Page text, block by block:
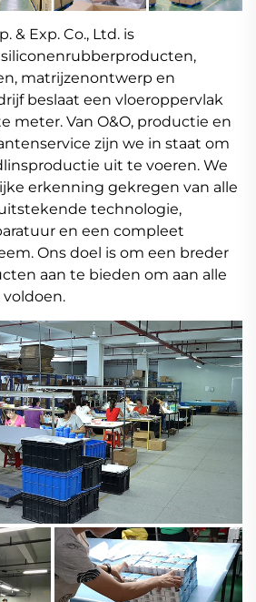
& Exp. Co., Ltd. is
matrijzenontwerp en
beslaat een vloeroppervlak
meter. Van O&O, productie en
zijn we in staat om
uit te voeren. We
erkenning gekregen van alle
technologie,
en een compleet
Ons doel is om een breder
aan te bieden om aan alle